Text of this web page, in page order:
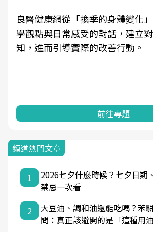
良醫健康網從「換季的身體變化
學觀點與日常感受的對話，建立
知，進而引導實際的改善行動。
前往專題
頻道熱門文章
1
2026七夕什麼時候？七夕日期
禁忌一次看
2
大豆油、調和油還能吃嗎？苯
問：真正該避開的是「這種用油